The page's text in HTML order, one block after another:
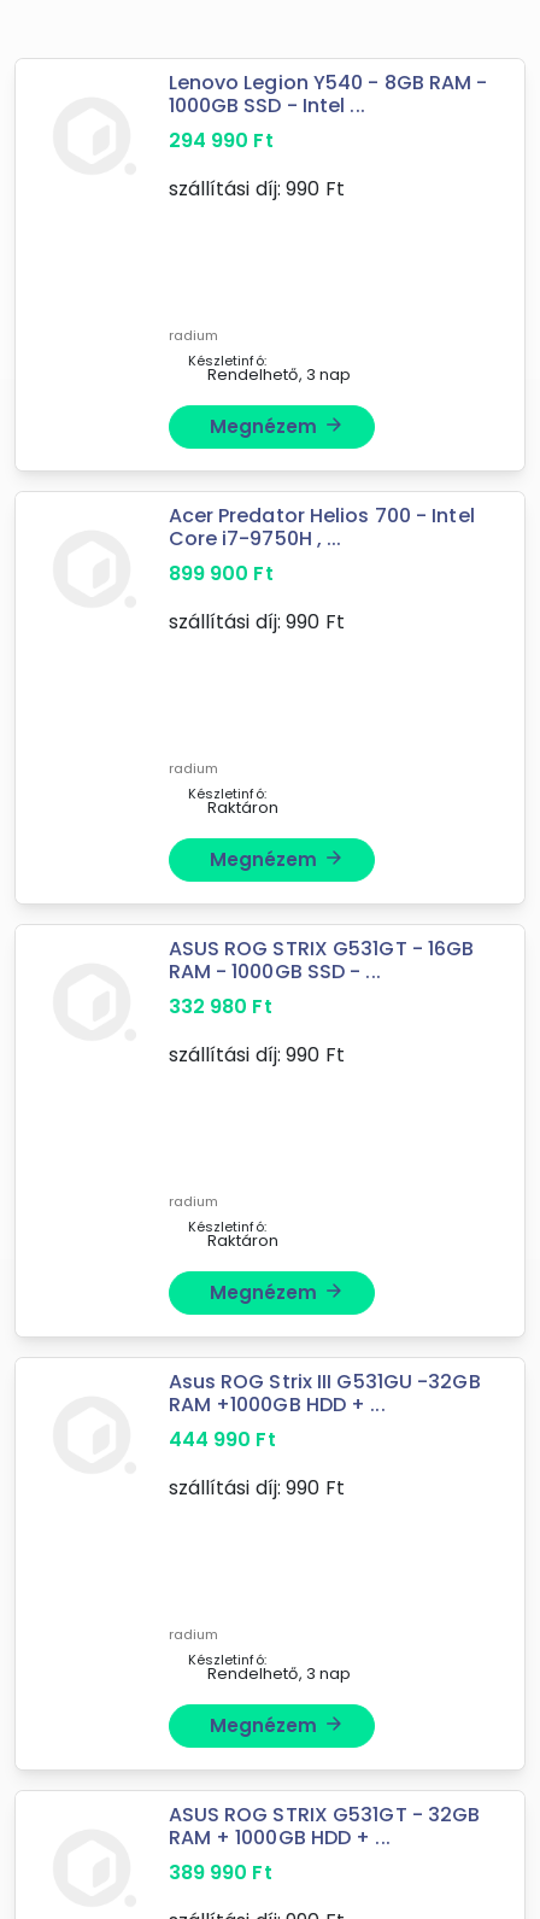
Lenovo Legion Y540 - 8GB RAM -
1000GB SSD - Intel ...
294 990 Ft
szállítási díj: 990 Ft
radium
Készletinfó:
Rendelhető, 3 nap
Megnézem arrow_forward
Acer Predator Helios 700 - Intel
Core i7-9750H , ...
899 900 Ft
szállítási díj: 990 Ft
radium
Készletinfó:
Raktáron
Megnézem arrow_forward
ASUS ROG STRIX G531GT - 16GB
RAM - 1000GB SSD - ...
332 980 Ft
szállítási díj: 990 Ft
radium
Készletinfó:
Raktáron
Megnézem arrow_forward
Asus ROG Strix III G531GU -32GB
RAM +1000GB HDD + ...
444 990 Ft
szállítási díj: 990 Ft
radium
Készletinfó:
Rendelhető, 3 nap
Megnézem arrow_forward
ASUS ROG STRIX G531GT - 32GB
RAM + 1000GB HDD + ...
389 990 Ft